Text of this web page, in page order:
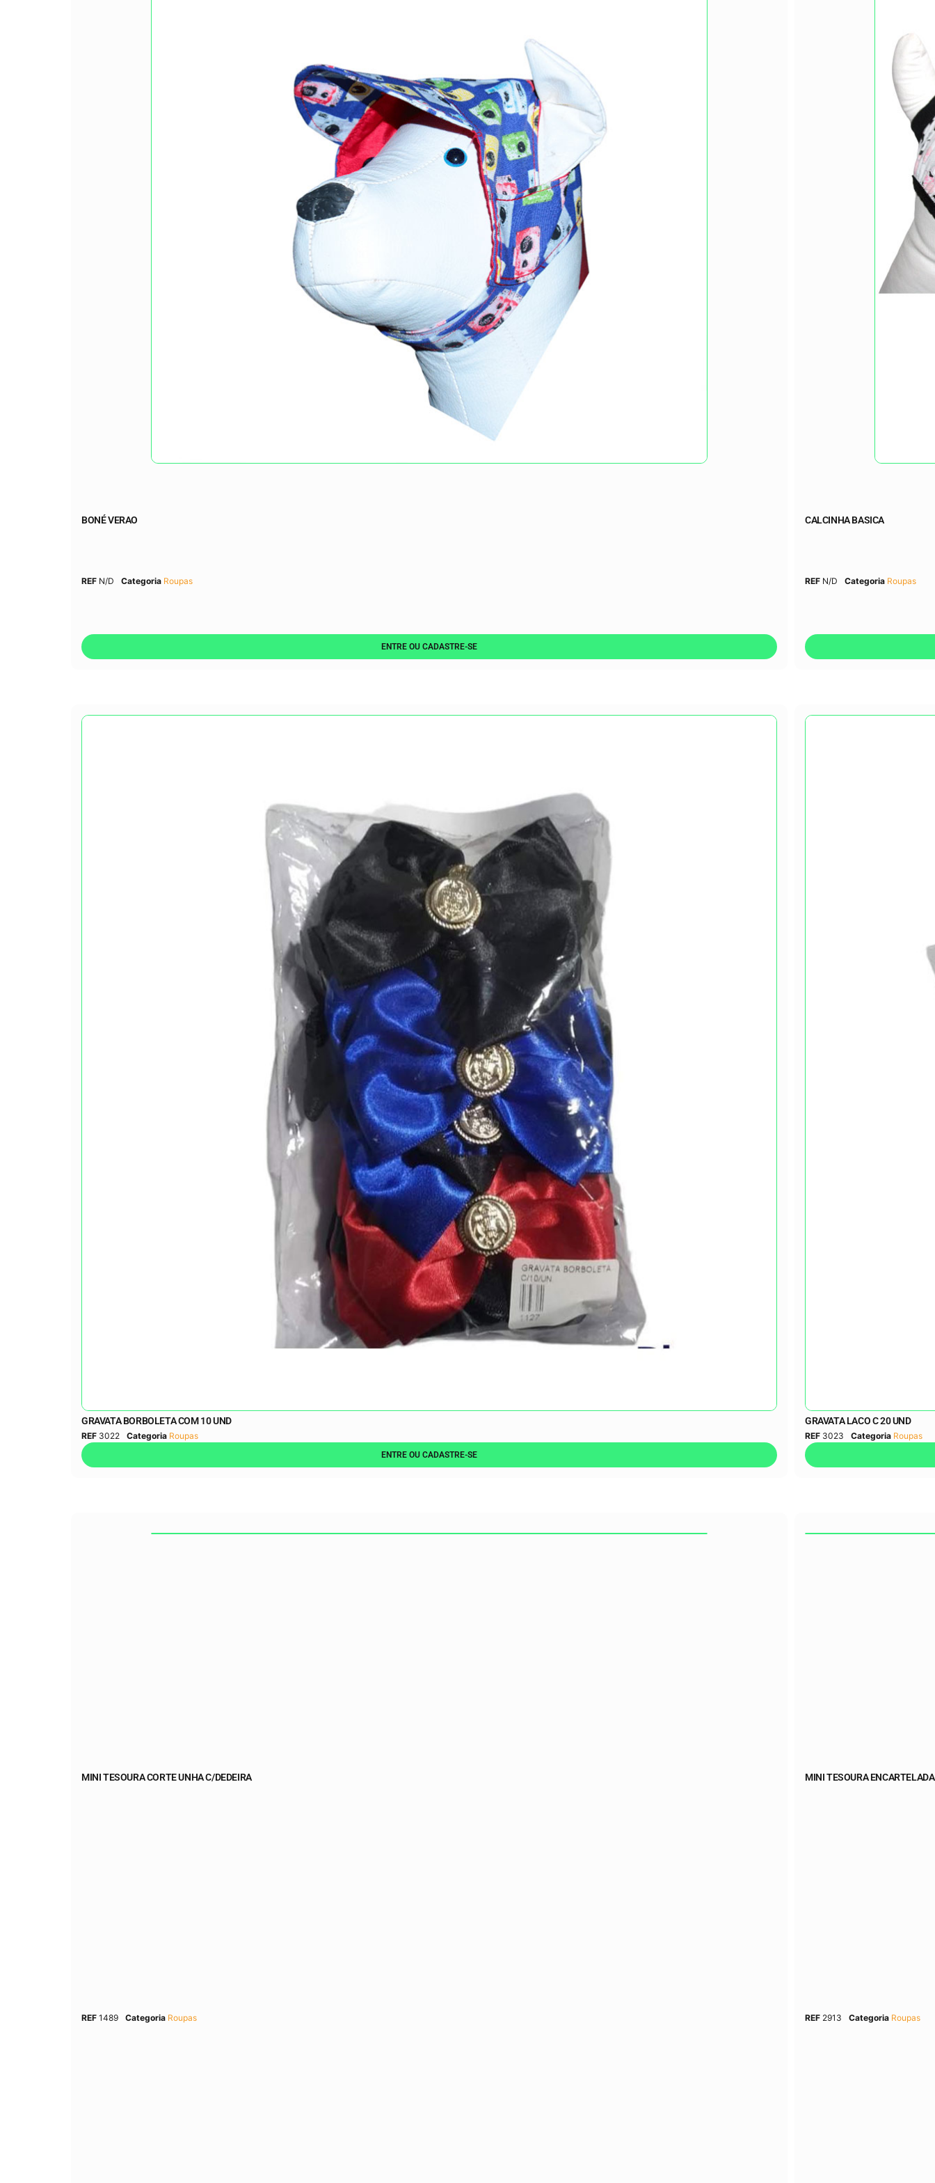
BONÉ VERAO
REF N/D Categoria Roupas
ENTRE OU CADASTRE-SE
CALCINHA BASICA
REF N/D Categoria Roupas
GRAVATA BORBOLETA COM 10 UND
REF 3022 Categoria Roupas
ENTRE OU CADASTRE-SE
GRAVATA LACO C 20 UND
REF 3023 Categoria Roupas
MINI TESOURA CORTE UNHA C/DEDEIRA
REF 1489 Categoria Roupas
MINI TESOURA
REF 2913 Categoria Roupas